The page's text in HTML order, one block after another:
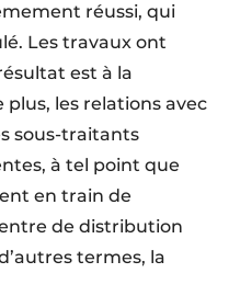
réussi, qui
Les travaux ont
est à la
les relations avec
sous-traitants
à tel point que
en train de
de distribution
termes, la